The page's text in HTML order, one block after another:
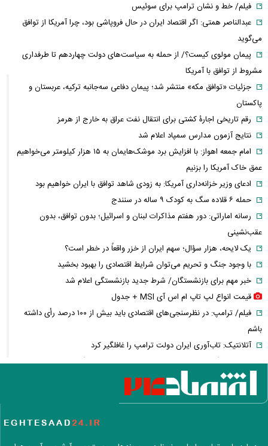
فیلم/ خط و نشان ترامپ برای سوئیس
عبدالناصر همتی: اگر اقتصاد ایران در حال فروپاشی بود، چرا آمریکا از توافق
می‌گوید
پیمان مولوی کیست؟/ از حمله به سیاست‌های دولت چهاردهم تا طرفداری
مشروط از توافق با آمریکا
جزئیات «توافق مکه» منتشر شد؛ پیمان دفاعی سه‌جانبه ترکیه، عربستان و
پاکستان
رقم تاریخی اجارۀ کشتی برای انتقال نفت عراق به خارج از هرمز
نتایج آزمون مدارس سمپاد اعلام شد
امام‌ جمعه اهواز: با افزایش برد موشک‌هایمان به ۱۵ هزار کیلومتر می‌خواهیم
عمق خاک آمریکا را بزنیم
ادعای وزیر خزانه‌داری آمریکا: به زودی شاهد توافق با ایران خواهیم بود
حمله ۶ قلاده سگ به کودک ۹ ساله در سنندج
رسانه اماراتی: دور هفتم مذاکرات لبنان و اسرائیل؛ بدون توافق، بدون
عقب‌نشینی
یک لایحه، هزار سؤال؛ سهم ایران از خزر واقعاً در خطر است؟
با وجود جنگ و تحریم می‌توان شرایط اقتصادی را بهبود بخشید
خبر مهم برای بازنشستگان/ شرط جدید بازنشستگی اعلام شد
قیمت انواع لپ تاپ ام اس آی MSI + جدول
فیلم/ ترامپ: در نظرسنجی‌های اقتصادی باید بیش از ۱۰۰ درصد رأی داشته
باشم
آتلانتیک: تاب‌آوری ایران دولت ترامپ را غافلگیر کرد
پارادوکس گرانی و تورم در شمال ایران/ هزینه‌های زندگی ۲ برابری
تحلیل و پیش‌بینی بازار خودرو هفته سوم مرداد ۱۴۰۵
ریسک بزرگ استقلال روی آسانی با پنجره بسته
معاون عراقچی: در هیچ دوره‌ای هماهنگی بین میدان و دیپلماسی را مانند